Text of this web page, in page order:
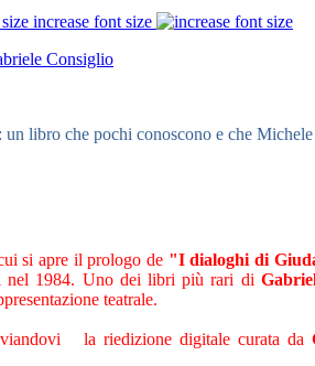
increase font size
libro che pochi conoscono e che
si apre il prologo de "I dialoghi di
nel 1984. Uno dei libri più rari di
teatrale.
la riedizione digitale curata da